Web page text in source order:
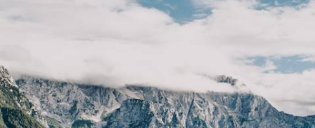
Parcourir les Alpes, les vignobles, l’Adriatique, Ljubljana ; faire escale
dans des établissements raffinés
Toutes nos suggestions de voyages de noces en Slovénie (1)